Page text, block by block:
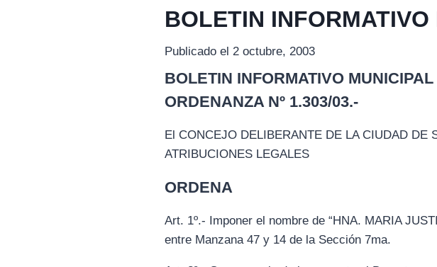
BOLETIN INFORMATIVO
Publicado el 2 octubre, 2003
BOLETIN INFORMATIVO MUNICIPAL
ORDENANZA Nº 1.303/03.-
El CONCEJO DELIBERANTE DE LA CIUDAD DE
ATRIBUCIONES LEGALES
ORDENA
Art. 1º.- Imponer el nombre de “HNA. MARIA
entre Manzana 47 y 14 de la Sección 7ma.